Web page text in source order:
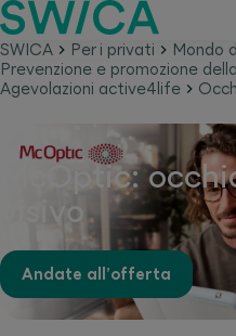
SWICA Per i privati
Mondo
Prevenzione e promozione
Agevolazioni active4life
McOptic:
visivo
Andate all’offerta